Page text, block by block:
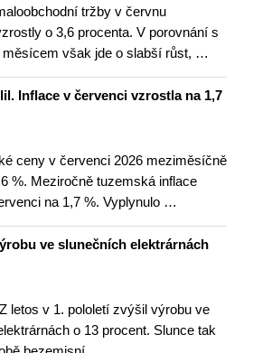
tržby v červnu
o 3,6 procenta. V porovnání s
měsícem však jde o slabší růst, …
Inflace v červenci vzrostla na 1,7
ceny v červenci 2026 meziměsíčně
%. Meziročně tuzemská inflace
na 1,7 %. Vyplynulo …
ve slunečních elektrárnách
letos v 1. pololetí zvýšil výrobu ve
o 13 procent. Slunce tak